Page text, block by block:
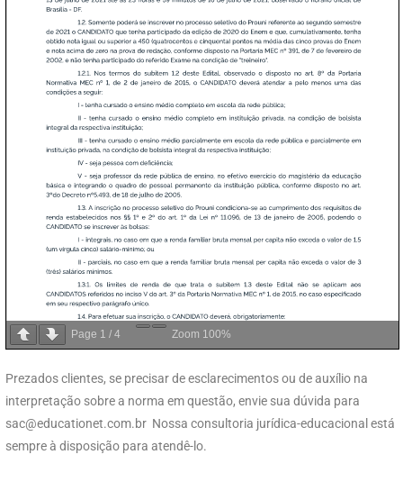
Page 1 / 4 Zoom 100%
Prezados clientes, se precisar de esclarecimentos ou de auxílio na
interpretação sobre a norma em questão, envie sua dúvida para
sac@educationet.com.br Nossa consultoria jurídica-educacional está
sempre à disposição para atendê-lo.